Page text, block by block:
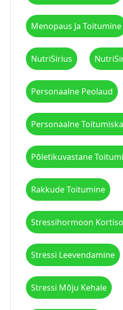
Menopaus Ja Toitumine
NutriSirius
Personaalne Peolaud
Personaalne
Põletikuvastane
Rakkude Toitumine
Stressihormoon
Stressi Leevendamine
Stressi Mõju Kehale